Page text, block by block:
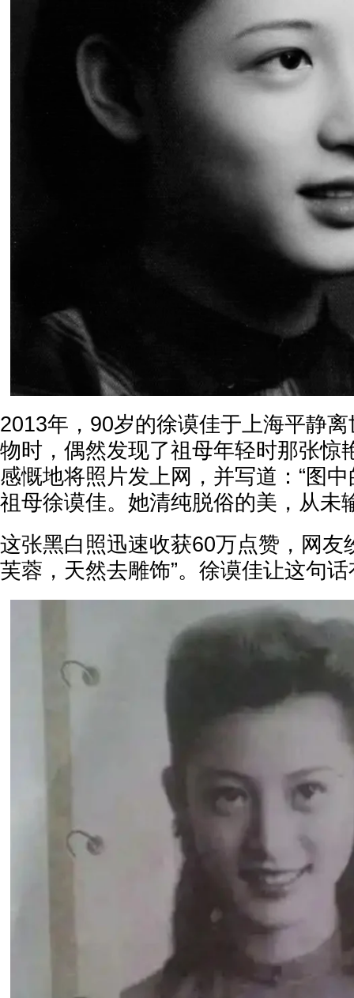
2013年，90岁的徐谟佳于上海平静
物时，偶然发现了祖母年轻时那张惊
感慨地将照片发上网，并写道：“图
祖母徐谟佳。她清纯脱俗的美，从未
这张黑白照迅速收获60万点赞，网友
芙蓉，天然去雕饰”。徐谟佳让这句